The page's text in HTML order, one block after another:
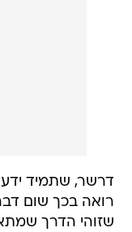
דרשר, שתמיד
רואה בכך שום
שזוהי הדרך